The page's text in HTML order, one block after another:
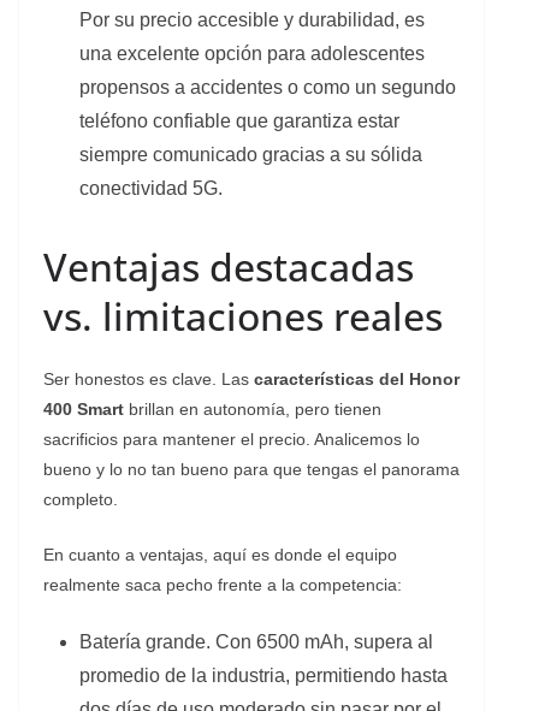
Por su precio accesible y durabilidad, es
una excelente opción para adolescentes
propensos a accidentes o como un segundo
teléfono confiable que garantiza estar
siempre comunicado gracias a su sólida
conectividad 5G.
Ventajas destacadas
vs. limitaciones reales
Ser honestos es clave. Las características del Honor
400 Smart brillan en autonomía, pero tienen
sacrificios para mantener el precio. Analicemos lo
bueno y lo no tan bueno para que tengas el panorama
completo.
En cuanto a ventajas, aquí es donde el equipo
realmente saca pecho frente a la competencia:
Batería grande. Con 6500 mAh, supera al
promedio de la industria, permitiendo hasta